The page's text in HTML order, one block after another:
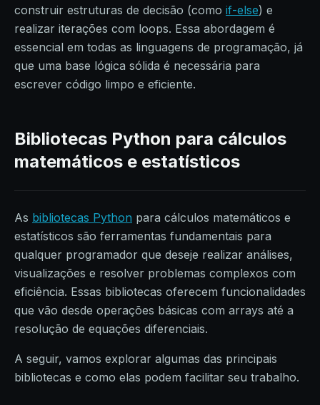
construir estruturas de decisão (como if-else) e
realizar iterações com loops. Essa abordagem é
essencial em todas as linguagens de programação, já
que uma base lógica sólida é necessária para
escrever código limpo e eficiente.
Bibliotecas Python para cálculos
matemáticos e estatísticos
As bibliotecas Python para cálculos matemáticos e
estatísticos são ferramentas fundamentais para
qualquer programador que deseje realizar análises,
visualizações e resolver problemas complexos com
eficiência. Essas bibliotecas oferecem funcionalidades
que vão desde operações básicas com arrays até a
resolução de equações diferenciais.
A seguir, vamos explorar algumas das principais
bibliotecas e como elas podem facilitar seu trabalho.